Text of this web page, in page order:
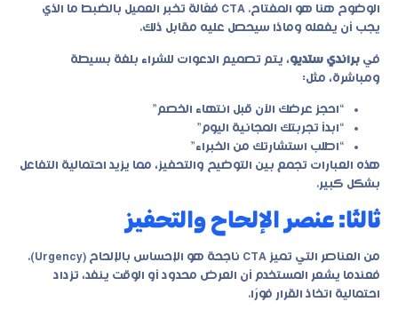
الوضوح هنا هو المفتاح. CTA فعّالة تخبر العميل بالضبط ما الذي
يجب أن يفعله وماذا سيحصل عليه مقابل ذلك.
في براندي ستديو، يتم تصميم الدعوات للشراء بلغة بسيطة
ومباشرة، مثل:
“احجز عرضك الآن قبل انتهاء الخصم”
“ابدأ تجربتك المجانية اليوم”
“اطلب استشارتك من الخبراء”
هذه العبارات تجمع بين التوضيح والتحفيز، مما يزيد احتمالية التفاعل
بشكل كبير.
ثالثًا: عنصر الإلحاح والتحفيز
من العناصر التي تميز CTA ناجحة هو الإحساس بالإلحاح (Urgency).
فعندما يشعر المستخدم أن العرض محدود أو الوقت ينفد، تزداد
احتمالية اتخاذ القرار فورًا.